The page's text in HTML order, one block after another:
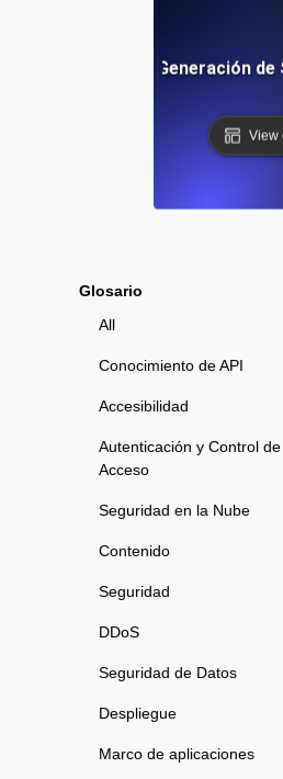
Glosario
All
Conocimiento de API
Accesibilidad
Autenticación y Control de
Acceso
Seguridad en la Nube
Contenido
Seguridad
DDoS
Seguridad de Datos
Despliegue
Marco de aplicaciones
¿Qué es la Generación
View